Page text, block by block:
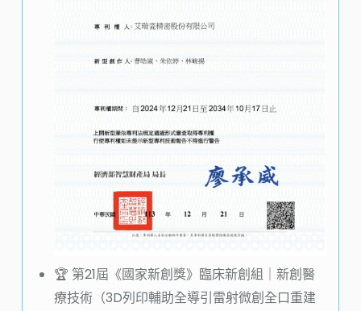
🏆️ 第21屆《國家新創獎》臨床新創組｜新創醫
療技術（3D列印輔助全導引雷射微創全口重建